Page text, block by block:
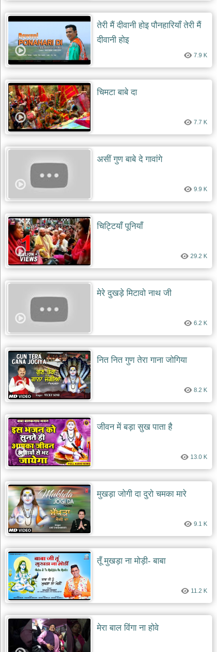
दयाल
भजन
bawa
dayal
bhajans
शनि
देव
भजन
shani
dev
bhajans
आज
का
भजन
bhajan
भजन
जोड़ें
add
तेरी मैं दीवानी होइ पौनहारियाँ तेरी मैं
दीवानी होइ
7.9 K
चिमटा बाबे दा
7.7 K
असीं गुण बाबे दे गावांगे
9.9 K
चिट्टियाँ पूनियाँ
29.2 K
मेरे दुखड़े मिटावो नाथ जी
6.2 K
नित नित गुण तेरा गाना जोगिया
8.2 K
जीवन में बड़ा सुख पाता है
13.0 K
मुखड़ा जोगी दा दुरो चमका मारे
9.1 K
तूँ मुखड़ा ना मोड़ी- बाबा
11.2 K
मेरा बाल विंगा ना होवे